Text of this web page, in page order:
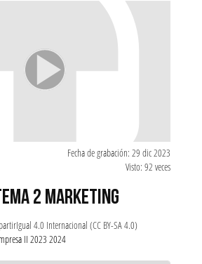
Fecha de grabación: 29 dic 2023
Visto: 92 veces
2 MARKETING
4.0 Internacional (CC BY-SA 4.0)
II 2023 2024